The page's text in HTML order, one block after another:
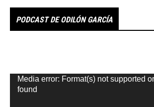
PODCAST DE ODILÓN GARCÍA
Reproductor
de
Media error: Format(s) not supported
found